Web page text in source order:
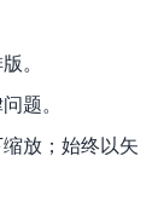
。
题。
放；始终以矢